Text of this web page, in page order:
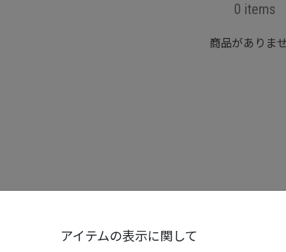
0 items
商品がありま
アイテムの表示に関して